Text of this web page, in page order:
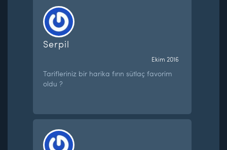
Serpil
Ekim 2016
Tarifleriniz bir harika fırın sütlaç favorim
oldu ?